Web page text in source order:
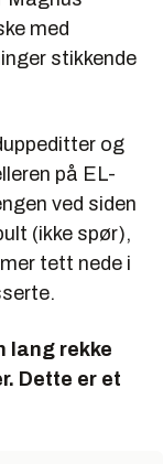
med
stikkende
og
på EL-
ved siden
(ikke spør),
tett nede i
lang rekke
Dette er et